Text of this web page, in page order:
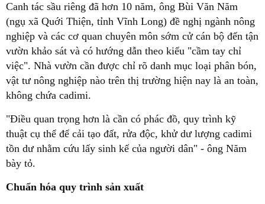
Canh tác sầu riêng đã hơn 10 năm, ông Bùi Văn Năm
(ngụ xã Quới Thiện, tỉnh Vĩnh Long) đề nghị ngành nông
nghiệp và các cơ quan chuyên môn sớm cử cán bộ đến tận
vườn khảo sát và có hướng dẫn theo kiểu "cầm tay chỉ
việc". Nhà vườn cần được chỉ rõ danh mục loại phân bón,
vật tư nông nghiệp nào trên thị trường hiện nay là an toàn,
không chứa cadimi.
"Điều quan trọng hơn là cần có phác đồ, quy trình kỹ
thuật cụ thể để cải tạo đất, rửa độc, khử dư lượng cadimi
tồn dư nhằm cứu lấy sinh kế của người dân" - ông Năm
bày tỏ.
Chuẩn hóa quy trình sản xuất